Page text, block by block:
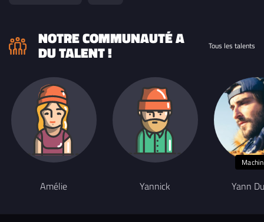
NOTRE COMMUNAUTÉ A
DU TALENT ! Tous les talents
Amélie Yannick Yann